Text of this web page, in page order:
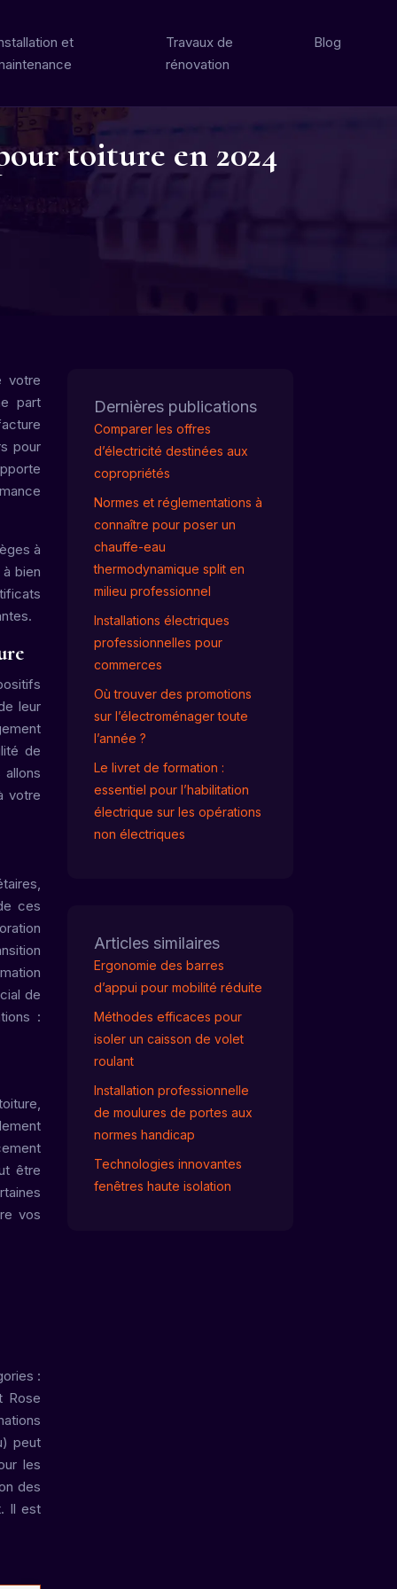
et
Travaux de
rénovation
Blog
toiture en 2024
votre
part
pour
à
bien
leur
de
votre
ces
de
:
être
vos
:
Rose
peut
les
des
Il est
Dernières publications
Comparer les offres
d’électricité destinées aux
copropriétés
Normes et réglementations à
connaître pour poser un
chauffe-eau
thermodynamique split en
milieu professionnel
Installations électriques
professionnelles pour
commerces
Où trouver des promotions
sur l’électroménager toute
l’année ?
Le livret de formation :
essentiel pour l’habilitation
électrique sur les opérations
non électriques
Articles similaires
Ergonomie des barres
d’appui pour mobilité réduite
Méthodes efficaces pour
isoler un caisson de volet
roulant
Installation professionnelle
de moulures de portes aux
normes handicap
Technologies innovantes
fenêtres haute isolation